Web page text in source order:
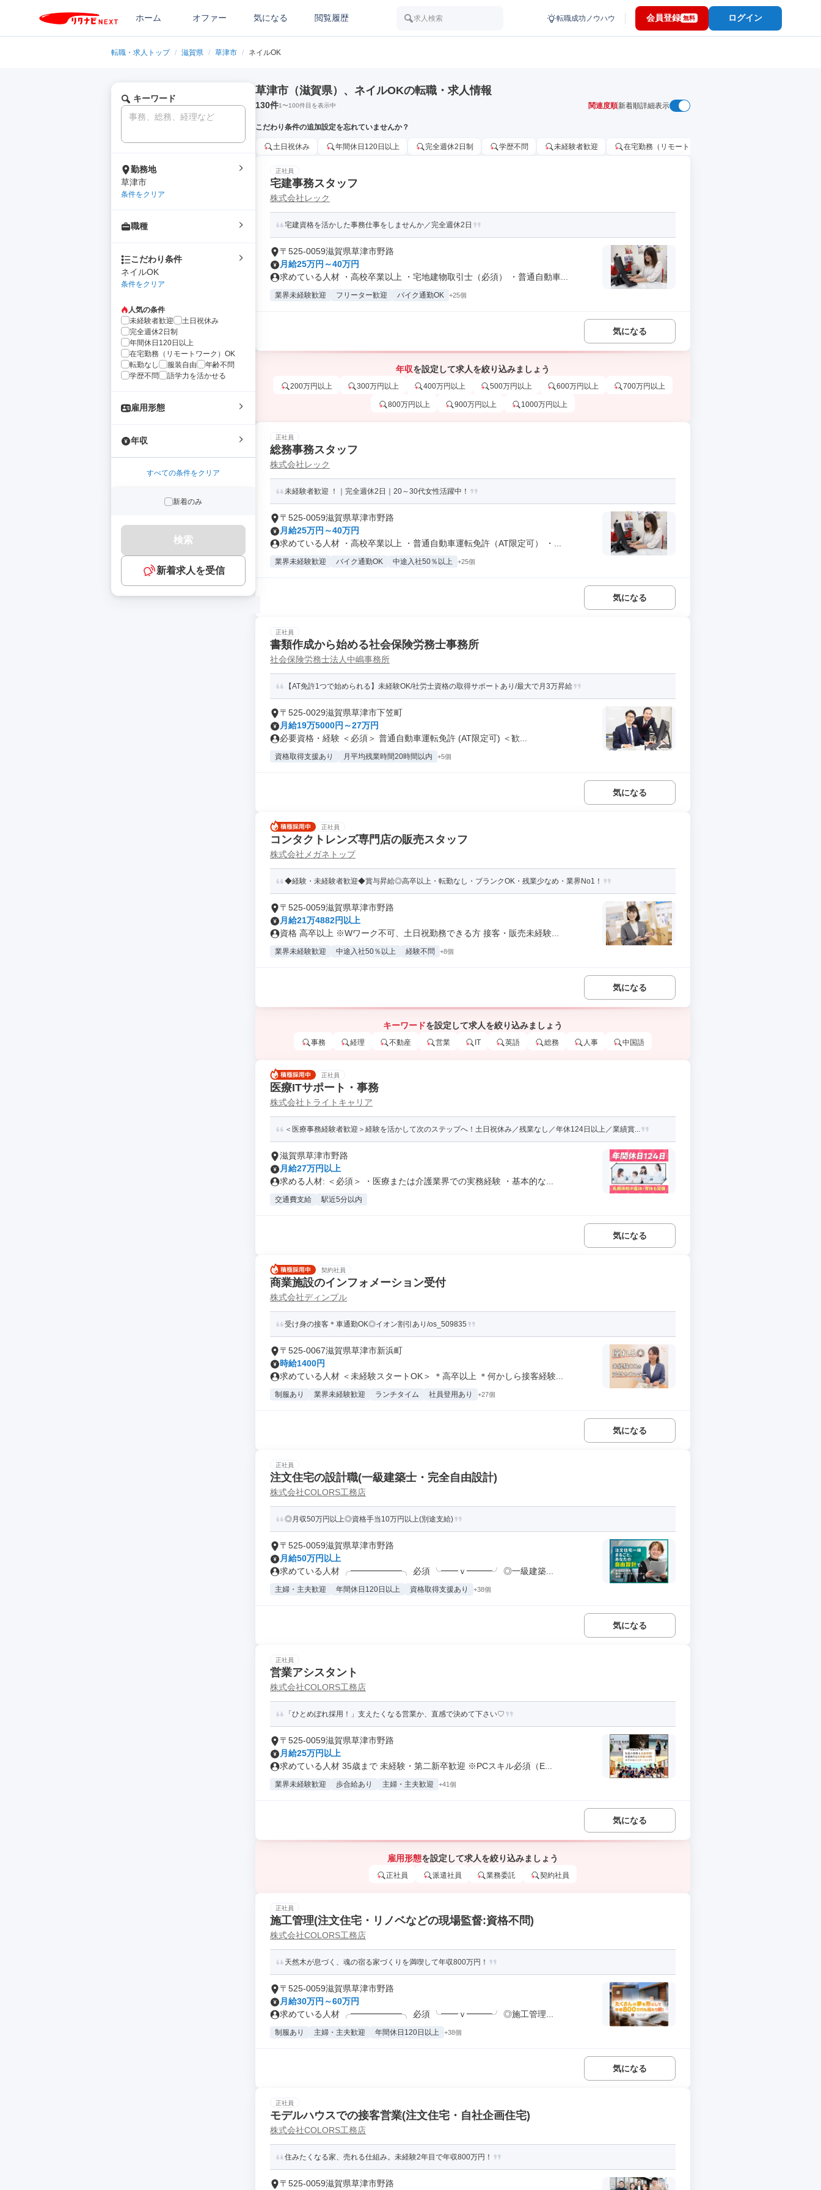
ホーム オファー 気になる 閲覧履歴 求人検索 転職成功ノウハウ 会員登録 無料 ログイン
転職・求人トップ / 滋賀県 / 草津市 / ネイルOK
キーワード
勤務地
草津市
条件をクリア
職種
こだわり条件
ネイルOK
条件をクリア
人気の条件
未経験者歓迎
土日祝休み
完全週休2日制
年間休日120日以上
在宅勤務（リモートワーク）OK
転勤なし
服装自由
年齢不問
学歴不問
語学力を活かせる
雇用形態
年収
すべての条件をクリア
新着のみ
検索
新着求人を受信
草津市（滋賀県）、ネイルOKの転職・求人情報
130件1〜100件目を表示中 関連度順新着順詳細表示
こだわり条件の追加設定を忘れていませんか？
土日祝休み 年間休日120日以上 完全週休2日制 学歴不問 未経験者歓迎 在宅勤務（リモートワーク）OK
正社員
宅建事務スタッフ
株式会社レック
宅建資格を活かした事務仕事をしませんか／完全週休2日
〒525-0059滋賀県草津市野路
月給25万円～40万円
求めている人材 ・高校卒業以上 ・宅地建物取引士（必須） ・普通自動車...
業界未経験歓迎 フリーター歓迎 バイク通勤OK +25個
気になる
年収を設定して求人を絞り込みましょう
200万円以上 300万円以上 400万円以上 500万円以上 600万円以上 700万円以上
800万円以上 900万円以上 1000万円以上
正社員
総務事務スタッフ
株式会社レック
未経験者歓迎 ！｜完全週休2日｜20～30代女性活躍中！
〒525-0059滋賀県草津市野路
月給25万円～40万円
求めている人材 ・高校卒業以上 ・普通自動車運転免許（AT限定可） ・...
業界未経験歓迎 バイク通勤OK 中途入社50％以上 +25個
気になる
正社員
書類作成から始める社会保険労務士事務所
社会保険労務士法人中嶋事務所
【AT免許1つで始められる】未経験OK/社労士資格の取得サポートあり/最大で月3万昇給
〒525-0029滋賀県草津市下笠町
月給19万5000円～27万円
必要資格・経験 ＜必須＞ 普通自動車運転免許 (AT限定可) ＜歓...
資格取得支援あり 月平均残業時間20時間以内 +5個
気になる
正社員
コンタクトレンズ専門店の販売スタッフ
株式会社メガネトップ
◆経験・未経験者歓迎◆賞与昇給◎高卒以上・転勤なし・ブランクOK・残業少なめ・業界No1！
〒525-0059滋賀県草津市野路
月給21万4882円以上
資格 高卒以上 ※Wワーク不可、土日祝勤務できる方 接客・販売未経験...
業界未経験歓迎 中途入社50％以上 経験不問 +8個
気になる
キーワードを設定して求人を絞り込みましょう
事務 経理 不動産 営業 IT 英語 総務 人事 中国語
正社員
医療ITサポート・事務
株式会社トライトキャリア
＜医療事務経験者歓迎＞経験を活かして次のステップへ！土日祝休み／残業なし／年休124日以上／業績賞...
滋賀県草津市野路
月給27万円以上
求める人材: ＜必須＞ ・医療または介護業界での実務経験 ・基本的な...
交通費支給 駅近5分以内
気になる
契約社員
商業施設のインフォメーション受付
株式会社ディンプル
受け身の接客＊車通勤OK◎イオン割引あり/os_509835
〒525-0067滋賀県草津市新浜町
時給1400円
求めている人材 ＜未経験スタートOK＞ ＊高卒以上 ＊何かしら接客経験...
制服あり 業界未経験歓迎 ランチタイム 社員登用あり +27個
気になる
正社員
注文住宅の設計職(一級建築士・完全自由設計)
株式会社COLORS工務店
◎月収50万円以上◎資格手当10万円以上(別途支給)
〒525-0059滋賀県草津市野路
月給50万円以上
求めている人材 ╭━━━━━━╮ 必須 ╰━━ｖ━━━╯ ◎一級建築...
主婦・主夫歓迎 年間休日120日以上 資格取得支援あり +38個
気になる
正社員
営業アシスタント
株式会社COLORS工務店
「ひとめぼれ採用！」支えたくなる営業か、直感で決めて下さい♡
〒525-0059滋賀県草津市野路
月給25万円以上
求めている人材 35歳まで 未経験・第二新卒歓迎 ※PCスキル必須（E...
業界未経験歓迎 歩合給あり 主婦・主夫歓迎 +41個
気になる
雇用形態を設定して求人を絞り込みましょう
正社員 派遣社員 業務委託 契約社員
正社員
施工管理(注文住宅・リノベなどの現場監督:資格不問)
株式会社COLORS工務店
天然木が息づく、魂の宿る家づくりを満喫して年収800万円！
〒525-0059滋賀県草津市野路
月給30万円～60万円
求めている人材 ╭━━━━━━╮ 必須 ╰━━ｖ━━━╯ ◎施工管理...
制服あり 主婦・主夫歓迎 年間休日120日以上 +38個
気になる
正社員
モデルハウスでの接客営業(注文住宅・自社企画住宅)
株式会社COLORS工務店
住みたくなる家、売れる仕組み。未経験2年目で年収800万円！
〒525-0059滋賀県草津市野路